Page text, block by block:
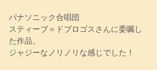
パナソニック合唱団
スティーブ＝ドブロゴスさんに委嘱し
た作品。
ジャジーなノリノリな感じでした！